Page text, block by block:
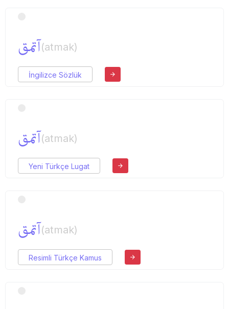
آتمق(atmak)
İngilizce Sözlük
آتمق(atmak)
Yeni Türkçe Lugat
آتمق(atmak)
Resimli Türkçe Kamus